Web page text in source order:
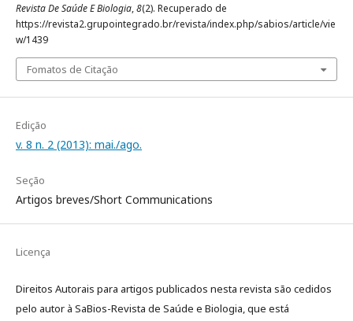
Revista De Saúde E Biologia,8(2). Recuperado de
https://revista2.grupointegrado.br/revista/index.php/sabios/article/vie
w/1439
Fomatos de Citação
Edição
v. 8 n. 2 (2013): mai./ago.
Seção
Artigos breves/Short Communications
Licença
Direitos Autorais para artigos publicados nesta revista são cedidos
pelo autor à SaBios-Revista de Saúde e Biologia, que está